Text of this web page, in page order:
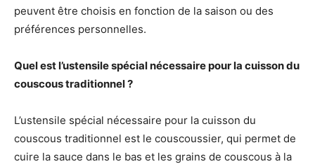
peuvent être choisis en fonction de la saison ou des
préférences personnelles.
Quel est l’ustensile spécial nécessaire pour la cuisson du
couscous traditionnel ?
L’ustensile spécial nécessaire pour la cuisson du
couscous traditionnel est le couscoussier, qui permet de
cuire la sauce dans le bas et les grains de couscous à la